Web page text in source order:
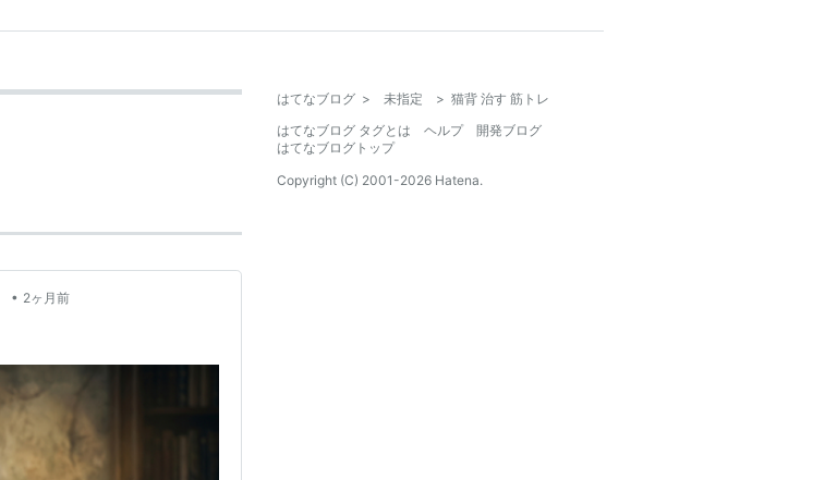
• 2ヶ月前
はてなブログ > 未指定 > 猫背 治す 筋トレ
はてなブログ タグとは
ヘルプ
開発ブログ
はてなブログトップ
Copyright (C) 2001-2026 Hatena.